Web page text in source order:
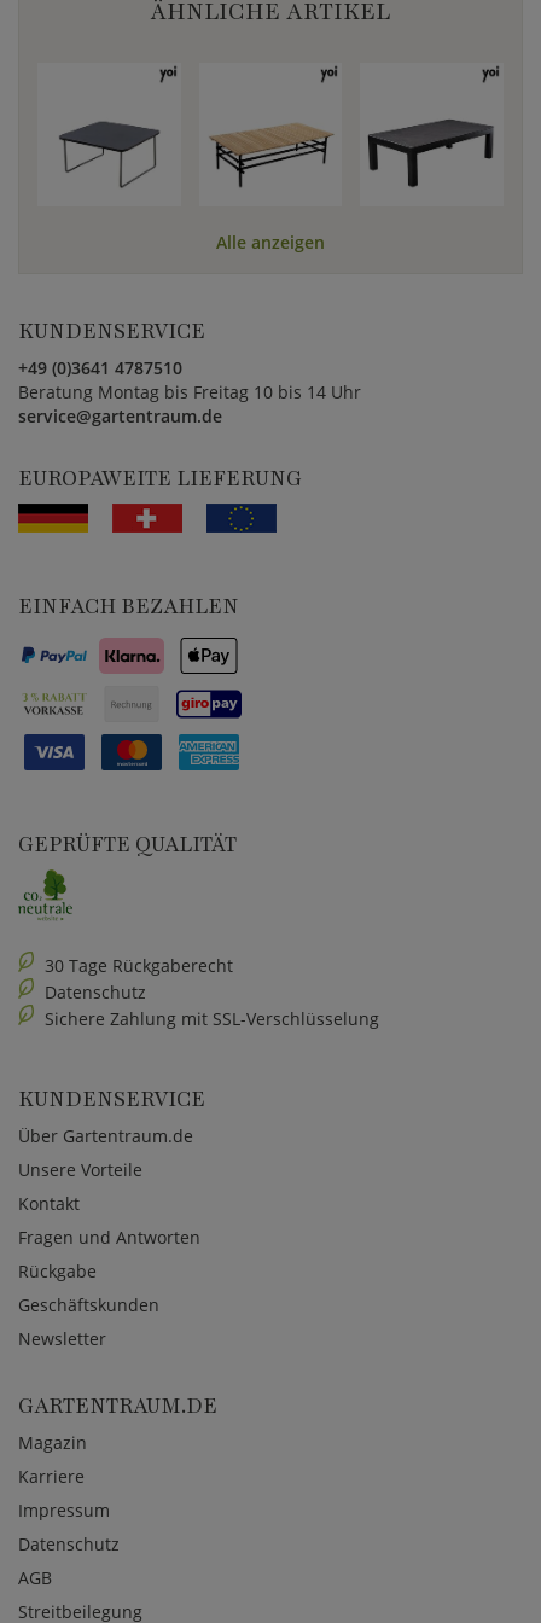
ÄHNLICHE ARTIKEL
Alle anzeigen
KUNDENSERVICE
+49 (0)3641 4787510
Beratung Montag bis Freitag 10 bis 14 Uhr
service@gartentraum.de
EUROPAWEITE LIEFERUNG
EINFACH BEZAHLEN
GEPRÜFTE QUALITÄT
30 Tage Rückgaberecht
Datenschutz
Sichere Zahlung mit SSL-Verschlüsselung
KUNDENSERVICE
Über Gartentraum.de
Unsere Vorteile
Kontakt
Fragen und Antworten
Rückgabe
Geschäftskunden
Newsletter
GARTENTRAUM.DE
Magazin
Karriere
Impressum
Datenschutz
AGB
Streitbeilegung